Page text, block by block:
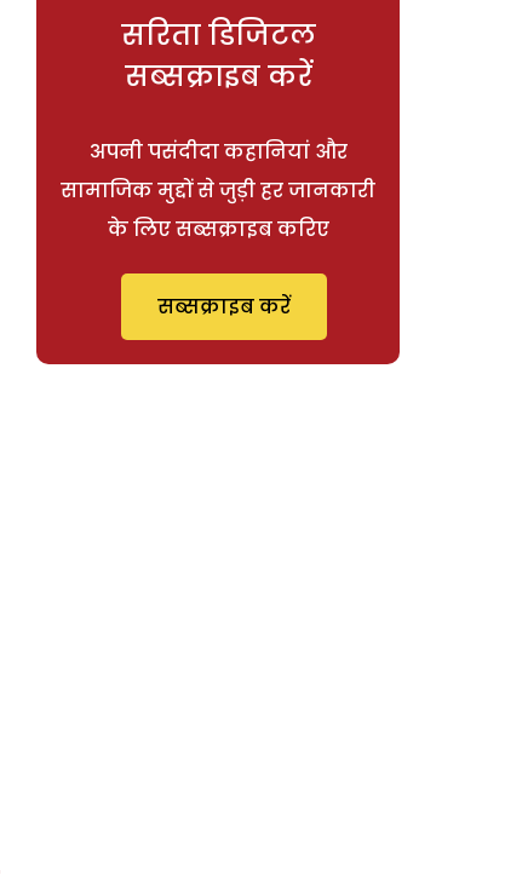
सरिता डिजिटल
सब्सक्राइब करें
अपनी पसंदीदा कहानियां और
सामाजिक मुद्दों से जुड़ी हर जानकारी
के लिए सब्सक्राइब करिए
सब्सक्राइब करें